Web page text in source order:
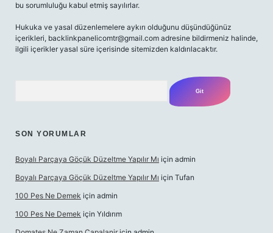
bu sorumluluğu kabul etmiş sayılırlar.
Hukuka ve yasal düzenlemelere aykırı olduğunu düşündüğünüz
içerikleri, backlinkpanelicomtr@gmail.com adresine bildirmeniz halinde,
ilgili içerikler yasal süre içerisinde sitemizden kaldırılacaktır.
SON YORUMLAR
Boyalı Parçaya Göçük Düzeltme Yapılır Mı için admin
Boyalı Parçaya Göçük Düzeltme Yapılır Mı için Tufan
100 Pes Ne Demek için admin
100 Pes Ne Demek için Yıldırım